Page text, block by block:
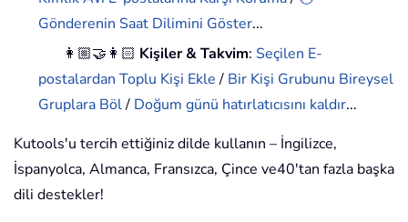
Gönderenin Saat Dilimini Göster...
👩🏼‍🤝‍👩🏻 Kişiler & Takvim: Seçilen E-
postalardan Toplu Kişi Ekle/ Bir Kişi Grubunu Bireysel
Gruplara Böl/ Doğum günü hatırlatıcısını kaldır...
Kutools'u tercih ettiğiniz dilde kullanın – İngilizce,
İspanyolca, Almanca, Fransızca, Çince ve40'tan fazla başka
dili destekler!